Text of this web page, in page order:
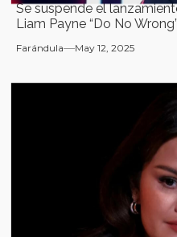
Se suspende el
Liam Payne “Do No Wrong”
Farándula May 12, 2025